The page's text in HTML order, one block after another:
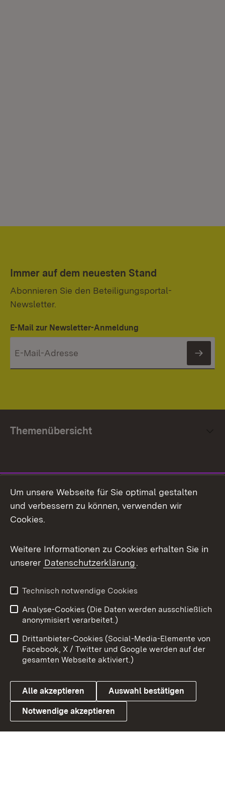
Immer auf dem neuesten Stand
Abonnieren Sie den Beteiligungsportal-
Newsletter.
E-Mail zur Newsletter-Anmeldung
Themenübersicht
Facebook
X / Twitter
Youtube
Link zum Landesportal
Impressum
Kontakt
Barrierefreiheit
Datenschutz
Cookies
Um unsere Webseite für Sie optimal gestalten
und verbessern zu können, verwenden wir
Cookies.
Weitere Informationen zu Cookies erhalten Sie in
unserer Datenschutzerklärung.
Technisch notwendige Cookies
Analyse-Cookies (Die Daten werden ausschließlich
anonymisiert verarbeitet.)
Drittanbieter-Cookies (Social-Media-Elemente von
Facebook, X / Twitter und Google werden auf der
gesamten Webseite aktiviert.)
Alle akzeptieren Auswahl bestätigen
Notwendige akzeptieren